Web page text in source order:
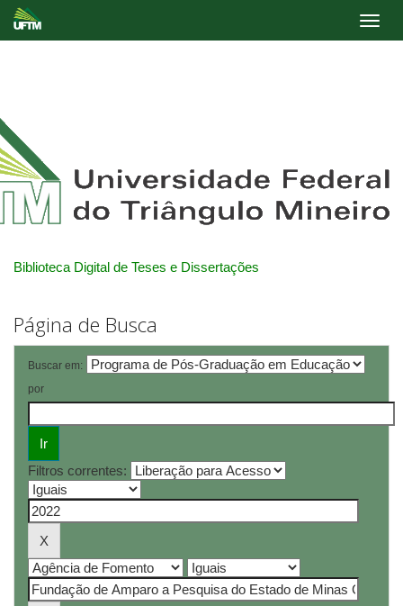
Biblioteca Digital de Teses e Dissertações
Página de Busca
Buscar em:
por
Filtros correntes: